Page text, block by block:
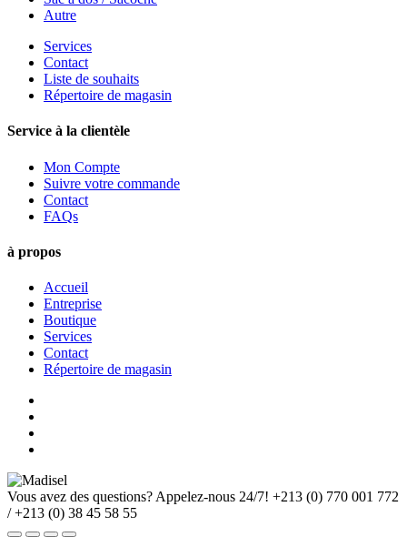
Autre
Services
Contact
Liste de souhaits
Répertoire de magasin
Service à la clientèle
Mon Compte
Suivre votre commande
Contact
FAQs
à propos
Accueil
Entreprise
Boutique
Services
Contact
Répertoire de magasin
Vous avez des questions? Appelez-nous 24/7! +213 (0) 770 001 772
/ +213 (0) 38 45 58 55